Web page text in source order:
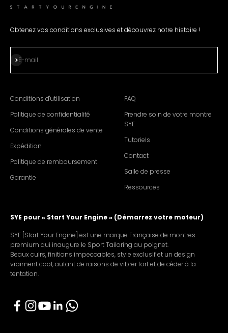
Obtenez vos conditions exclusives et découvrez notre histoire !
E-mail
S'abonner
Conditions d'utilisation
Politique de confidentialité
Conditions générales de vente
Expédition
Politique de remboursement
Garantie
FAQ
Prendre soin de votre montre
SYE
Tutoriels
Contact
Salle de presse
Ressources
SYE pour « Start Your Engine » (Démarrez votre moteur)
SYE [Start Your Engine] est une marque Française de montres
premium qui inaugure le Sport Tailoring au poignet.
Beaux cuirs, finitions impeccables, style exclusif et un design
vraiment cool, autant de raisons de vibrer fort et de céder à la
tentation.